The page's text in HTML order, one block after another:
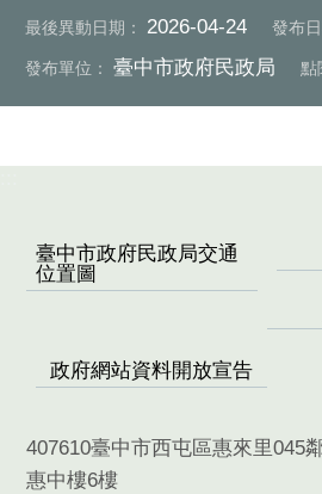
最後異動日期： 2026-04-24 發布
發布單位： 臺中市政府民政局 點
臺中市政府民政局交通
位置圖
政府網站資料開放宣告
407610臺中市西屯區惠來里045
惠中樓6樓